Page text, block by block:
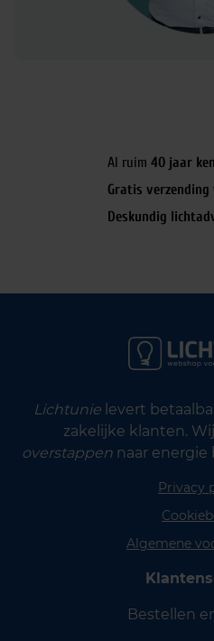
Al ruim 40 jaar
Gratis verzending
Deskundig
Lichtunielevert
zakelijke klanten.
overstappen naar energie
Privacy
Algemene
Bestellen